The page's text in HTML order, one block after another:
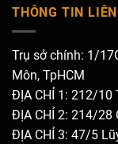
THÔNG TIN
Trụ sở chính: 1/
Môn, TpHCM
ĐỊA CHỈ 1: 212/10
ĐỊA CHỈ 2: 214/28
ĐỊA CHỈ 3: 47/5